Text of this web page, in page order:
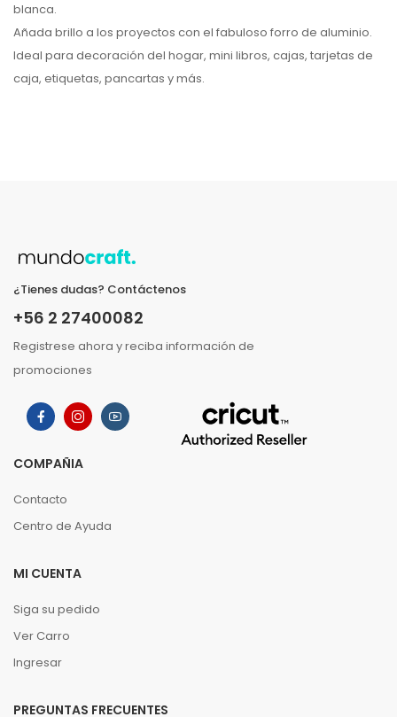
blanca.
Añada brillo a los proyectos con el fabuloso forro de aluminio.
Ideal para decoración del hogar, mini libros, cajas, tarjetas de
caja, etiquetas, pancartas y más.
¿Tienes dudas? Contáctenos
+56 2 27400082
Registrese ahora y reciba información de
promociones
COMPAÑIA
Contacto
Centro de Ayuda
MI CUENTA
Siga su pedido
Ver Carro
Ingresar
PREGUNTAS FRECUENTES